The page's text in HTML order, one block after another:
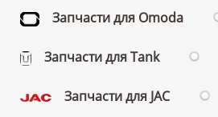
Запчасти для Omoda
Запчасти для Tank
Запчасти для JAC